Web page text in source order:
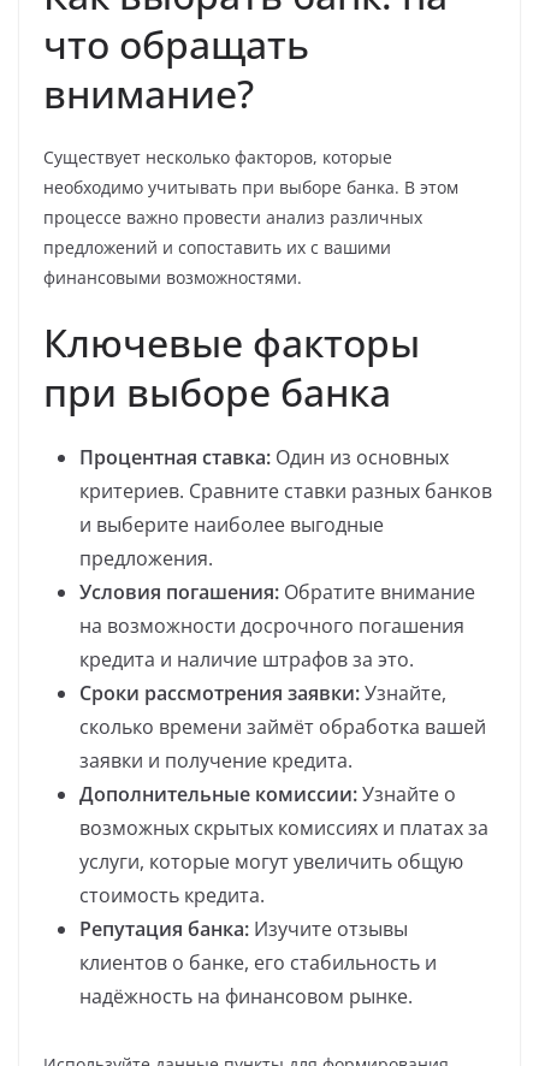
что обращать
внимание?
Существует несколько факторов, которые
необходимо учитывать при выборе банка. В этом
процессе важно провести анализ различных
предложений и сопоставить их с вашими
финансовыми возможностями.
Ключевые факторы
при выборе банка
Процентная ставка: Один из основных
критериев. Сравните ставки разных банков
и выберите наиболее выгодные
предложения.
Условия погашения: Обратите внимание
на возможности досрочного погашения
кредита и наличие штрафов за это.
Сроки рассмотрения заявки:Узнайте,
сколько времени займёт обработка вашей
заявки и получение кредита.
Дополнительные комиссии:Узнайте о
возможных скрытых комиссиях и платах за
услуги, которые могут увеличить общую
стоимость кредита.
Репутация банка: Изучите отзывы
клиентов о банке, его стабильность и
надёжность на финансовом рынке.